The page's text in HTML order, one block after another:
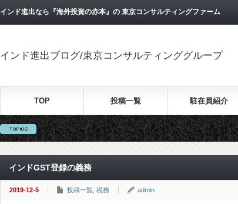
インド進出なら『海外投資の赤本』の 東京コンサルティングファーム
インド進出ブログ/東京コンサルティンググループ
TOP 投稿一覧 駐在員紹介
インドGST登録の義務
2019-12-5 投稿一覧 税務 admin